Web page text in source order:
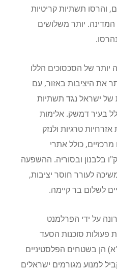
מבתיהם, והרסו תשתיות קריטיות
יותר משלושים
של הסכסוכים הללו
את היציבות באזור, עם
של ישראל נגד תשתיות
בעיר דמשק. אלימות
טרגיות ולנזק
כולל אתרי
בלבנון ובסוריה. ההשפעה
לעורר חוסר יציבות,
לשלום בר קיימה.
על ידי הפרלמנט
פעולות סוכנות הסעד
הן בשטחים הפלסטיניים
למנוע מגורמים ישראלים